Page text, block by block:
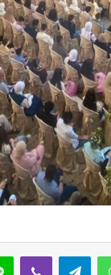
واتساب تيلقرام ڤايبر